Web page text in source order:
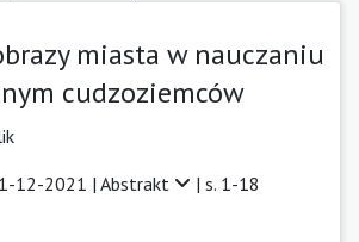
miasta w nauczaniu
cudzoziemców
12-2021 | Abstrakt | s. 1-18